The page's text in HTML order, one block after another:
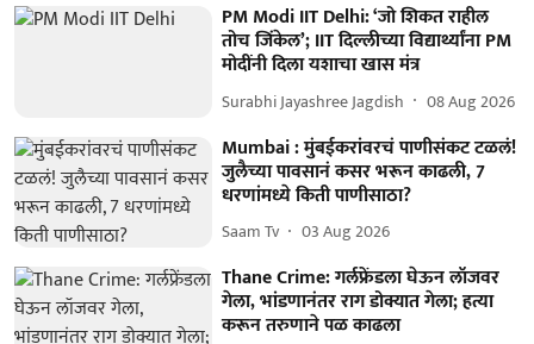
PM Modi IIT Delhi: ‘जो शिकत राहील
तोच जिंकेल’; IIT दिल्लीच्या विद्यार्थ्यांना PM
मोदींनी दिला यशाचा खास मंत्र
Surabhi Jayashree Jagdish 08 Aug 2026
Mumbai : मुंबईकरांवरचं पाणीसंकट टळलं!
जुलैच्या पावसानं कसर भरून काढली, 7
धरणांमध्ये किती पाणीसाठा?
Saam Tv 03 Aug 2026
Thane Crime: गर्लफ्रेंडला घेऊन लॉजवर
गेला, भांडणानंतर राग डोक्यात गेला; हत्या
करून तरुणाने पळ काढला